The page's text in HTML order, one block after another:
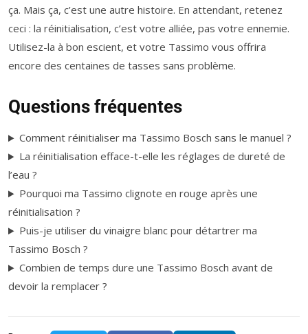
ça. Mais ça, c’est une autre histoire. En attendant, retenez
ceci : la réinitialisation, c’est votre alliée, pas votre ennemie.
Utilisez-la à bon escient, et votre Tassimo vous offrira
encore des centaines de tasses sans problème.
Questions fréquentes
Comment réinitialiser ma Tassimo Bosch sans le manuel ?
La réinitialisation efface-t-elle les réglages de dureté de
l’eau ?
Pourquoi ma Tassimo clignote en rouge après une
réinitialisation ?
Puis-je utiliser du vinaigre blanc pour détartrer ma
Tassimo Bosch ?
Combien de temps dure une Tassimo Bosch avant de
devoir la remplacer ?